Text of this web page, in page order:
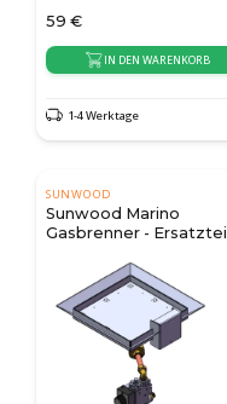
59 €
IN DEN WARENKORB
1-4 Werktage
SUNWOOD
Sunwood Marino
Gasbrenner - Ersatzteil